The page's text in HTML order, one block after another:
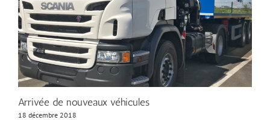
Arrivée de nouveaux véhicules
18 décembre 2018